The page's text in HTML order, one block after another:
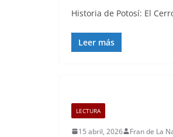
Historia de Potosí: El
Leer más
LECTURA
15 abril, 2026 Fran de La